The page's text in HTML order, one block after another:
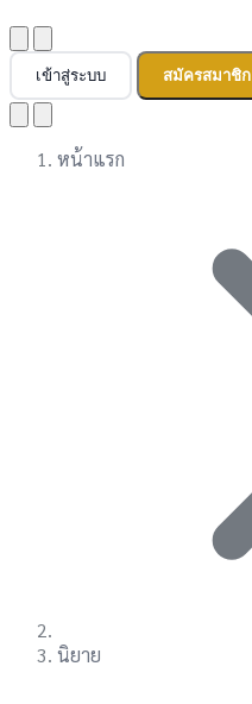
เข้าสู่ระบบ สมัครสมาชิก
หน้าแรก
นิยาย